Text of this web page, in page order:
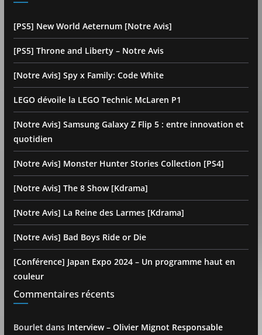
[PS5] New World Aeternum [Notre Avis]
[PS5] Throne and Liberty – Notre Avis
[Notre Avis] Spy x Family: Code White
LEGO dévoile la LEGO Technic McLaren P1
[Notre Avis] Samsung Galaxy Z Flip 5 : entre innovation et
quotidien
[Notre Avis] Monster Hunter Stories Collection [PS4]
[Notre Avis] The 8 Show [Kdrama]
[Notre Avis] La Reine des Larmes [Kdrama]
[Notre Avis] Bad Boys Ride or Die
[Conférence] Japan Expo 2024 – Un programme haut en
couleur
Commentaires récents
Bourlet dans Interview – Olivier Mignot Responsable